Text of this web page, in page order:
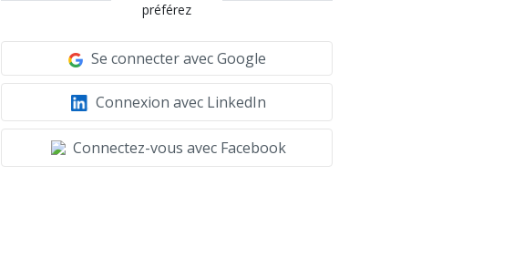
préférez
Se connecter avec Google
Connexion avec LinkedIn
Connectez-vous avec Facebook